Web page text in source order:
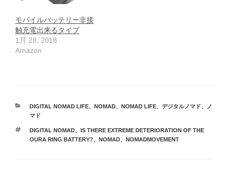
モバイルバッテリー非接
触充電出来るタイプ
1月 28, 2018
Amazon
カ
テ
リ
ー
DIGITAL NOMAD LIFE、 NOMAD、 NOMAD LIFE、 デジタルノマド、
ノ
マド
タ
グ
DIGITAL NOMAD、 IS THERE EXTREME DETERIORATION OF THE
OURA RING BATTERY?、 NOMAD、 NOMADMOVEMENT